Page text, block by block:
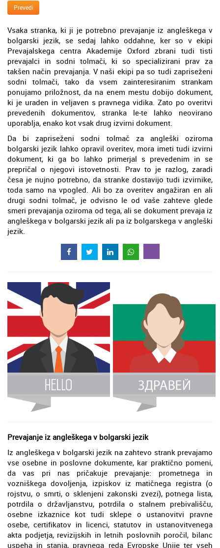
Prevedi
Vsaka stranka, ki ji je potrebno prevajanje iz angleškega v
bolgarski jezik, se sedaj lahko oddahne, ker so v ekipi
Prevajalskega centra Akademije Oxford zbrani tudi tisti
prevajalci in sodni tolmači, ki so specializirani prav za
takšen način prevajanja. V naši ekipi pa so tudi zapriseženi
sodni tolmači, tako da vsem zainteresiranim strankam
ponujamo priložnost, da na enem mestu dobijo dokument,
ki je uraden in veljaven s pravnega vidika. Zato po overitvi
prevedenih dokumentov, stranka le-te lahko neovirano
uporablja, enako kot vsak drug izvirni dokument.
Da bi zapriseženi sodni tolmač za angleški oziroma
bolgarski jezik lahko opravil overitev, mora imeti tudi izvirni
dokument, ki ga bo lahko primerjal s prevedenim in se
prepričal o njegovi istovetnosti. Prav to je razlog, zaradi
česa je nujno potrebno, da stranke dostavijo tudi izvirnike,
toda samo na vpogled. Ali bo za overitev angažiran en ali
drugi sodni tolmač, je odvisno le od vaše zahteve glede
smeri prevajanja oziroma od tega, ali se dokument prevaja iz
angleškega v bolgarski jezik ali pa iz bolgarskega v angleški
jezik.
Prevajanje iz angleškega v bolgarski jezik
Iz angleškega v bolgarski jezik na zahtevo strank prevajamo
vse osebne in poslovne dokumente, kar praktično pomeni,
da vas pri nas pričakuje prevajanje: prometnega in
vozniškega dovoljenja, izpiskov iz matičnega registra (o
rojstvu, o smrti, o sklenjeni zakonski zvezi), potnega lista,
potrdila o državljanstvu, potrdila o stalnem prebivališču,
osebne izkaznice kot tudi sklepe o ustanovitvi pravne
osebe, certifikatov in licenci, statutov in ustanovitvenega
akta podjetja, revizijskih in letnih poslovnih poročil, bilanc
uspeha in stanja, pravnega reda Evropske Unije ter vseh